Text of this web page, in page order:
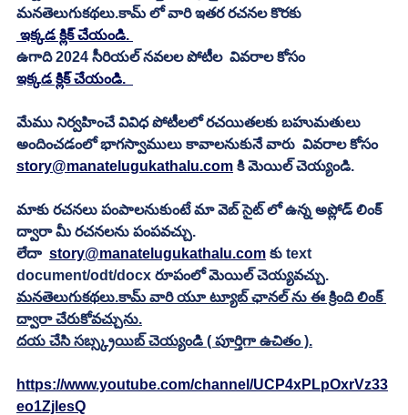
మనతెలుగుకథలు.కామ్ లో వారి ఇతర రచనల కొరకు
ఇక్కడ క్లిక్ చేయండి.
ఉగాది 2024 సీరియల్ నవలల పోటీల  వివరాల కోసం
ఇక్కడ క్లిక్ చేయండి.
మేము నిర్వహించే వివిధ పోటీలలో రచయితలకు బహుమతులు
అందించడంలో భాగస్వాములు కావాలనుకునే వారు  వివరాల కోసం
story@manatelugukathalu.com కి మెయిల్ చెయ్యండి.
మాకు రచనలు పంపాలనుకుంటే మా వెబ్ సైట్ లో ఉన్న అప్లోడ్ లింక్
ద్వారా మీ రచనలను పంపవచ్చు.
లేదా story@manatelugukathalu.com కు text
document/odt/docx రూపంలో మెయిల్ చెయ్యవచ్చు.
మనతెలుగుకథలు.కామ్ వారి యూ ట్యూబ్ ఛానల్ ను ఈ క్రింది లింక్
ద్వారా చేరుకోవచ్చును.
దయ చేసి సబ్స్క్రయిబ్ చెయ్యండి ( పూర్తిగా ఉచితం ).
https://www.youtube.com/channel/UCP4xPLpOxrVz33
eo1ZjlesQ